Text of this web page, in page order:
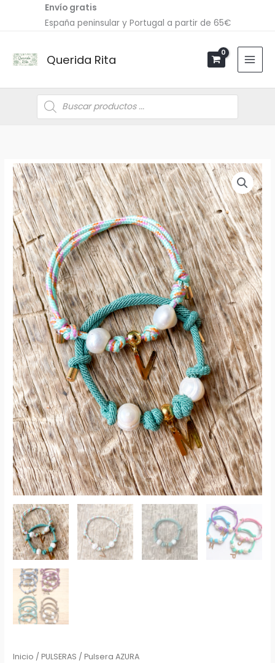
Envío gratis
España peninsular y Portugal a partir de 65€
Querida Rita
Búsqueda
de
productos
Inicio /PULSERAS / Pulsera AZURA
Pulsera
AZURA
cantidad